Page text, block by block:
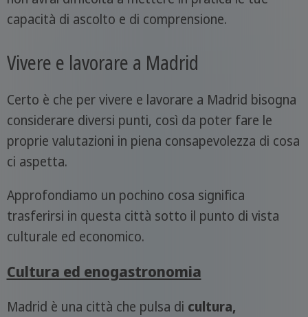
capacità di ascolto e di comprensione.
Vivere e lavorare a Madrid
Certo è che per vivere e lavorare a Madrid bisogna
considerare diversi punti, così da poter fare le
proprie valutazioni in piena consapevolezza di cosa
ci aspetta.
Approfondiamo un pochino cosa significa
trasferirsi in questa città sotto il punto di vista
culturale ed economico.
Cultura ed enogastronomia
Madrid è una città che pulsa di cultura,